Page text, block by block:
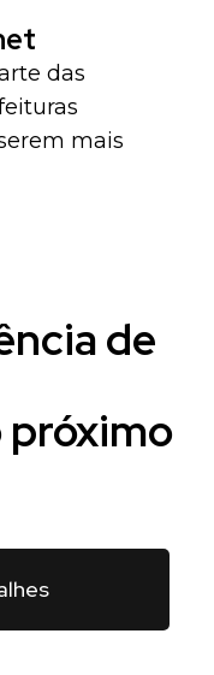
das
mais
de
próximo